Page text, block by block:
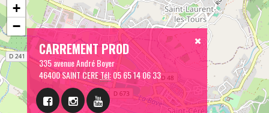
CARREMENT PROD
335 avenue André Boyer
46400 SAINT CERETél:05 65 14 06 33
+
−